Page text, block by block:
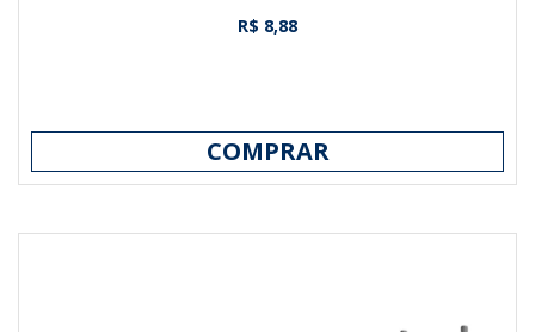
R$ 8,88
COMPRAR